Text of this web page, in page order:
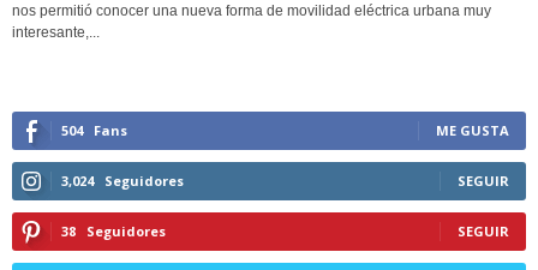
nos permitió conocer una nueva forma de movilidad eléctrica urbana muy
interesante,...
504 Fans ME GUSTA
3,024 Seguidores SEGUIR
38 Seguidores SEGUIR